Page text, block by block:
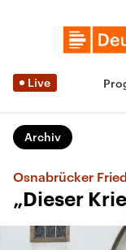
Live
Archiv
Osnabrücker
„Dieser